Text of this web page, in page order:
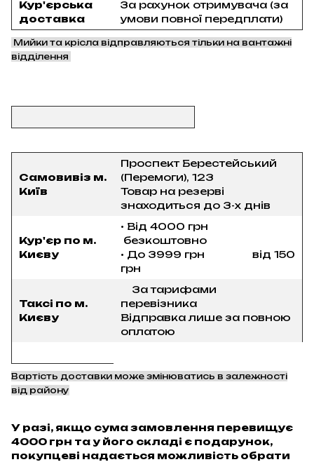
Кур'єрська
доставка
За рахунок отримувача (за
умови повної передплати)
Мийки та крісла відправляються тільки на вантажні
відділення
Самовивіз м.
Київ
Проспект Берестейський
(Перемоги), 123
Товар на резерві
знаходиться до 3-х днів
Кур'єр по м.
Києву
• Від 4000 грн
безкоштовно
• До 3999 грн від 150
грн
Таксі по м.
Києву
За тарифами
перевізника
Відправка лише за повною
оплатою
Вартість доставки може змінюватись в залежності
від району
У разі, якщо сума замовлення перевищує
4000 грн та у його складі є подарунок,
покупцеві надається можливість обрати